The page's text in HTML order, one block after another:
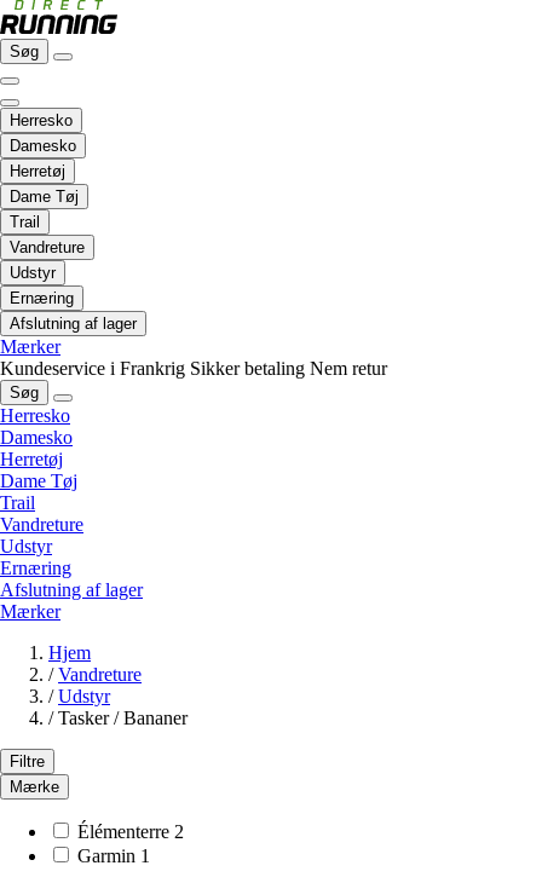
Søg
Herresko
Damesko
Herretøj
Dame Tøj
Trail
Vandreture
Udstyr
Ernæring
Afslutning af lager
Mærker
Kundeservice i Frankrig Sikker betaling Nem retur
Søg
Herresko
Damesko
Herretøj
Dame Tøj
Trail
Vandreture
Udstyr
Ernæring
Afslutning af lager
Mærker
Hjem
/ Vandreture
/ Udstyr
/ Tasker / Bananer
Filtre
Mærke
Élémenterre 2
Garmin 1